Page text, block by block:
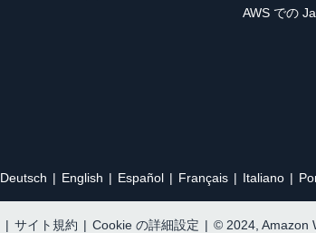
AWS での
Deutsch English Español Français Italiano
| サイト規約 | Cookie の詳細設定 | © 2024, Amazon